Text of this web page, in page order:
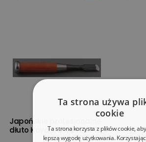
Japońskie profesjonalne
dłuto Koyama Nomi nr 19
Ta strona używa
cookie
Ta strona korzysta z plików cookie,
lepszą wygodę użytkowania.